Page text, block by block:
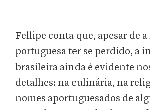
Fellipe conta que, apesar de
portuguesa ter se perdido, a
brasileira ainda é evidente
detalhes: na culinária, na
nomes aportuguesados de